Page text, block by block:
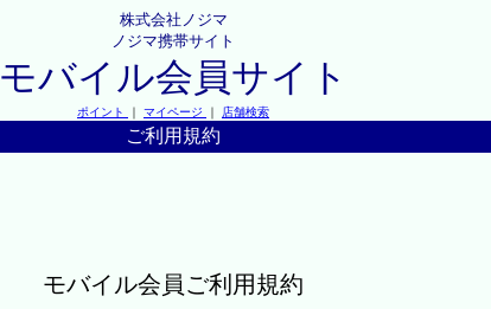
株式会社ノジマ
ノジマ携帯サイト
モバイル会員サイト
ポイント ｜ マイページ ｜ 店舗検索
ご利用規約
モバイル会員ご利用規約